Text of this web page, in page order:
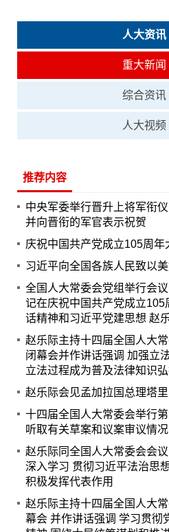
人大资讯
重大新闻
综合资讯
人大视频
推荐内容
中央军委举行晋升上将军衔
并向晋衔的军官表示祝贺
庆祝中国共产党成立105周年
习近平向全国各族人民致以
全国人大常委会党组举行会
记在庆祝中国共产党成立105
话精神和习近平党建思想 赵
赵乐际主持十四届全国人大
闭幕会并作讲话强调 加强立
立法过程成为普及法律知识
赵乐际会见孟加拉国总理塔
十四届全国人大常委会举行
听取有关草案和议案审议情
赵乐际同全国人大常委会会
深入学习 贯彻习近平法治思
积极发挥代表作用
赵乐际主持十四届全国人大
幕会 并作讲话强调 学习贯彻